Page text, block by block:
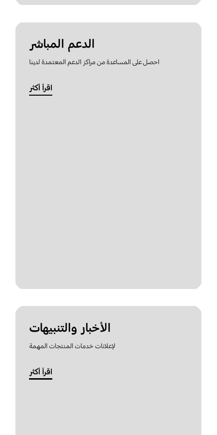
الدعم المباشر
احصل على المساعدة من مراكز الدعم المعتمدة لدينا
اقرأ أكثر
الأخبار والتنبيهات
لإعلانات خدمات المنتجات المهمة
اقرأ أكثر